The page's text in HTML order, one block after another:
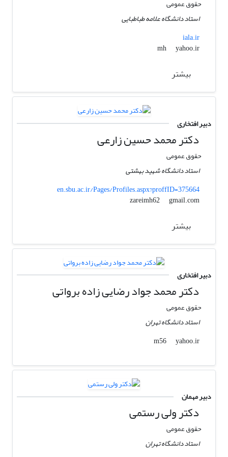
حقوق عمومی
استاد دانشگاه علامه طباطبایی
iala.ir
mh
yahoo.ir
بیشتر
دبیر افتخاری
دکتر محمد حسین زارعی
حقوق عمومی
استاد دانشگاه شهید بهشتی
en.sbu.ac.ir/Pages/Profiles.aspx?proffID=375664
zareimh62
gmail.com
بیشتر
دبیر افتخاری
دکتر محمد جواد رضایی زاده برواتی
حقوق عمومی
استاد دانشگاه تهران
m56
yahoo.ir
دبیر مهمان
دکتر ولی رستمی
حقوق عمومی
استاد دانشگاه تهران